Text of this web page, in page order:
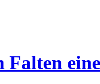
Falten